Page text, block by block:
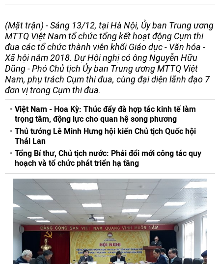
(Mặt trận) - Sáng 13/12, tại Hà Nội, Ủy ban Trung ương
MTTQ Việt Nam tổ chức tổng kết hoạt động Cụm thi
đua các tổ chức thành viên khối Giáo dục - Văn hóa -
Xã hội năm 2018. Dự Hội nghị có ông Nguyễn Hữu
Dũng - Phó Chủ tịch Ủy ban Trung ương MTTQ Việt
Nam, phụ trách Cụm thi đua, cùng đại diện lãnh đạo 7
đơn vị trong Cụm thi đua.
Việt Nam - Hoa Kỳ: Thúc đẩy đà hợp tác kinh tế làm
trọng tâm, động lực cho quan hệ song phương
Thủ tướng Lê Minh Hưng hội kiến Chủ tịch Quốc hội
Thái Lan
Tổng Bí thư, Chủ tịch nước: Phải đổi mới công tác quy
hoạch và tổ chức phát triển hạ tầng